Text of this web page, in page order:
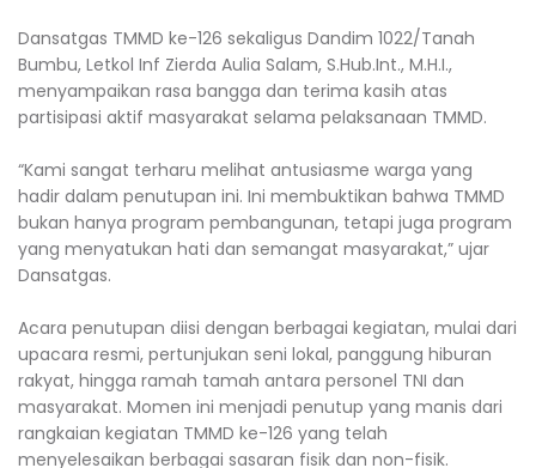
Dansatgas TMMD ke-126 sekaligus Dandim 1022/Tanah
Bumbu, Letkol Inf Zierda Aulia Salam, S.Hub.Int., M.H.I.,
menyampaikan rasa bangga dan terima kasih atas
partisipasi aktif masyarakat selama pelaksanaan TMMD.
“Kami sangat terharu melihat antusiasme warga yang
hadir dalam penutupan ini. Ini membuktikan bahwa TMMD
bukan hanya program pembangunan, tetapi juga program
yang menyatukan hati dan semangat masyarakat,” ujar
Dansatgas.
Acara penutupan diisi dengan berbagai kegiatan, mulai dari
upacara resmi, pertunjukan seni lokal, panggung hiburan
rakyat, hingga ramah tamah antara personel TNI dan
masyarakat. Momen ini menjadi penutup yang manis dari
rangkaian kegiatan TMMD ke-126 yang telah
menyelesaikan berbagai sasaran fisik dan non-fisik.